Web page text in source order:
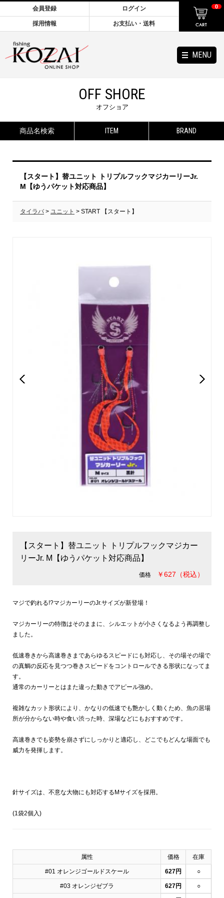
MENU
会員登録 ログイン
採用情報 お支払い・送料
0
OFF SHORE
オフショア
商品名検索 ITEM BRAND
【スタート】替ユニット トリプルフックマジカーリーJr.
M【ゆうパケット対応商品】
タイラバ> ユニット > START 【スタート】
【スタート】替ユニット トリプルフックマジカー
リーJr. M【ゆうパケット対応商品】
価格 ￥627（税込）
マジで釣れる!?マジカーリーのJr.サイズが新登場！
マジカーリーの特徴はそのままに、シルエットが小さくなるよう再調整し
ました。
低速巻きから高速巻きまであらゆるスピードにも対応し、その場その場で
の真鯛の反応を見つつ巻きスピードをコントロールできる形状になってま
す。
通常のカーリーとはまた違った動きでアピール強め。
複雑なカット形状により、かなりの低速でも艶かしく動くため、魚の居場
所が分からない時や食い渋った時、深場などにもおすすめです。
高速巻きでも姿勢を崩さずにしっかりと適応し、どこでもどんな場面でも
威力を発揮します。
針サイズは、不意な大物にも対応するMサイズを採用。
(1袋2個入)
属性 価格 在庫
#01 オレンジゴールドスケール 627円 ○
#03 オレンジゼブラ 627円 ○